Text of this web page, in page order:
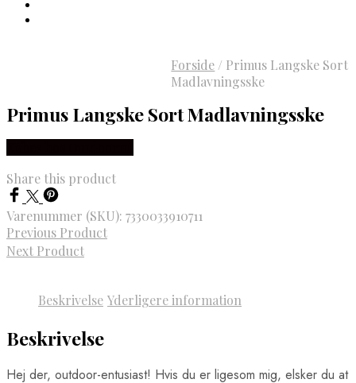
Forside / Primus Langske Sort
Madlavningsske
Primus Langske Sort Madlavningsske
Share this product
Varenummer (SKU): 7330033910711
Previous Product
Next Product
Beskrivelse Yderligere information
Beskrivelse
Hej der, outdoor-entusiast! Hvis du er ligesom mig, elsker du at